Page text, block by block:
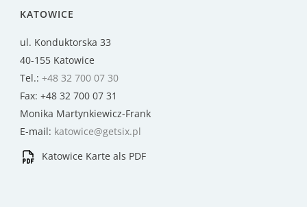
KATOWICE
ul. Konduktorska 33
40-155 Katowice
Tel.: +48 32 700 07 30
Fax: +48 32 700 07 31
Monika Martynkiewicz-Frank
E-mail: katowice@getsix.pl
Katowice Karte als PDF